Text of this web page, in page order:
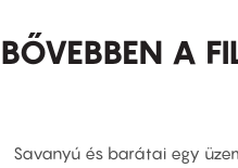
BŐVEBBEN A
Savanyú és barátai egy